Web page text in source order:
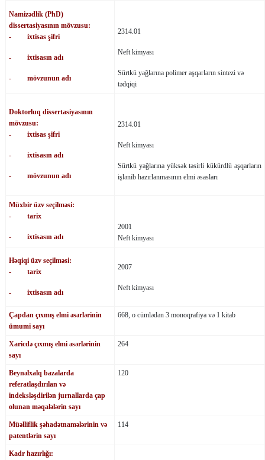
Namizədlik (PhD)
dissertasiyasının mövzusu:
- ixtisas şifri
- ixtisasın adı
- mövzunun adı
2314.01
Neft kimyası
Sürtkü yağlarına polimer aşqarların sintezi və
tədqiqi
Doktorluq dissertasiyasının
mövzusu:
- ixtisas şifri
- ixtisasın adı
- mövzunun adı
2314.01
Neft kimyası
Sürtkü yağlarına yüksək təsirli kükürdlü aşqarların
işlənib hazırlanmasının elmi əsasları
Müxbir üzv seçilməsi:
- tarix
- ixtisasın adı
2001
Neft kimyası
Həqiqi üzv seçilməsi:
- tarix
- ixtisasın adı
2007
Neft kimyası
Çapdan çıxmış elmi əsərlərinin
ümumi sayı
668, o cümlədən 3 monoqrafiya və 1 kitab
Xaricdə çıxmış elmi əsərlərinin
sayı
264
Beynəlxalq bazalarda
referatlaşdırılan və
indeksləşdirilən jurnallarda çap
olunan məqalələrin sayı
120
Müəlliflik şəhadətnamələrinin və
patentlərin sayı
114
Kadr hazırlığı: